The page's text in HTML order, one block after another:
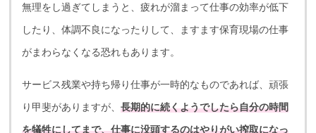
無理をし過ぎてしまうと、疲れが溜まって仕事の効率が低下
したり、体調不良になったりして、ますます保育現場の仕事
がまわらなくなる恐れもあります。
サービス残業や持ち帰り仕事が一時的なものであれば、頑張
り甲斐がありますが、長期的に続くようでしたら自分の時間
を犠牲にしてまで、仕事に没頭するのはやりがい搾取になっ